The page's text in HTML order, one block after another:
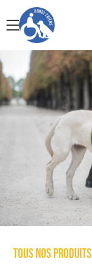
menu
Tous nos produits